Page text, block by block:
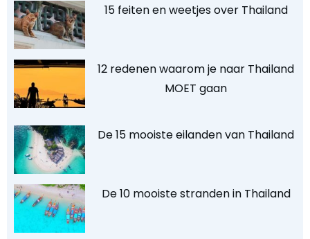
15 feiten en weetjes over Thailand
12 redenen waarom je naar Thailand
MOET gaan
De 15 mooiste eilanden van Thailand
De 10 mooiste stranden in Thailand